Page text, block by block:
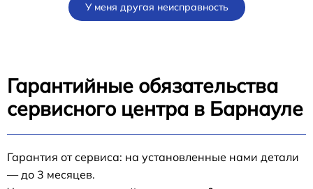
У меня другая неисправность
Гарантийные обязательства
сервисного центра в Барнауле
Гарантия от сервиса: на установленные нами детали
— до 3 месяцев.